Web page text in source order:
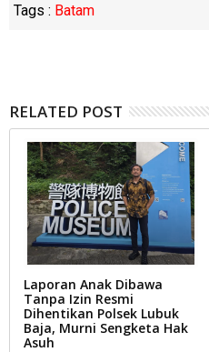
Tags : Batam
RELATED POST
Laporan Anak Dibawa
Tanpa Izin Resmi
Dihentikan Polsek Lubuk
Baja, Murni Sengketa Hak
Asuh